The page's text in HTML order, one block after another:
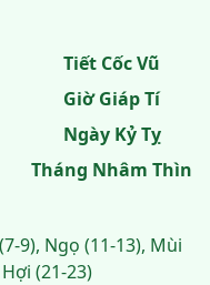
Tiết Cốc Vũ
Giờ Giáp Tí
Ngày Kỷ Tỵ
Tháng Nhâm Thìn
9), Ngọ (11-13), Mùi
(21-23)